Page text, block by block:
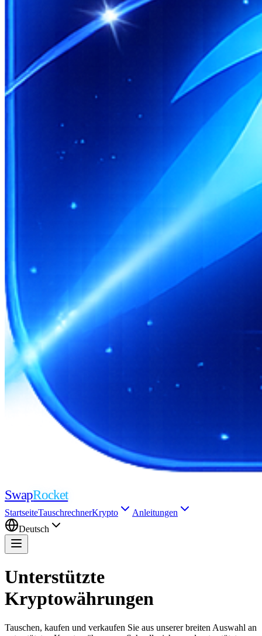
SwapRocket
StartseiteTauschrechnerKrypto
Anleitungen
Deutsch
Unterstützte
Kryptowährungen
Tauschen, kaufen und verkaufen Sie aus unserer breiten Auswahl an